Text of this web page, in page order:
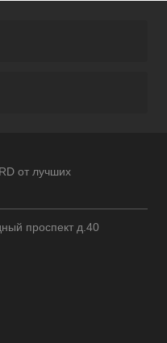
от лучших
проспект д.40